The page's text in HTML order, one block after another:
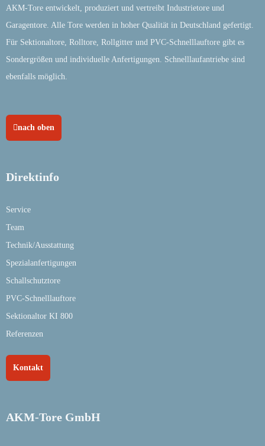
AKM-Tore entwickelt, produziert und vertreibt Industrietore und
Garagentore. Alle Tore werden in hoher Qualität in Deutschland gefertigt.
Für Sektionaltore, Rolltore, Rollgitter und PVC-Schnelllauftore gibt es
Sondergrößen und individuelle Anfertigungen. Schnelllaufantriebe sind
ebenfalls möglich.
nach oben
Direktinfo
Service
Team
Technik/Ausstattung
Spezialanfertigungen
Schallschutztore
PVC-Schnelllauftore
Sektionaltor KI 800
Referenzen
Kontakt
AKM-Tore GmbH